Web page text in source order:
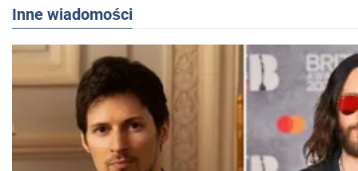
Inne wiadomości